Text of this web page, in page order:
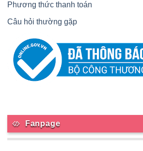
Phương thức thanh toán
Câu hỏi thường gặp
Fanpage